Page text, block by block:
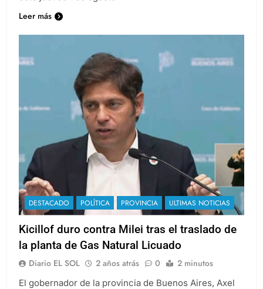
Leer más
DESTACADO POLÍTICA PROVINCIA ULTIMAS NOTICIAS
Kicillof duro contra Milei tras el traslado de
la planta de Gas Natural Licuado
Diario EL SOL 2 años atrás 0 2 minutos
El gobernador de la provincia de Buenos Aires, Axel